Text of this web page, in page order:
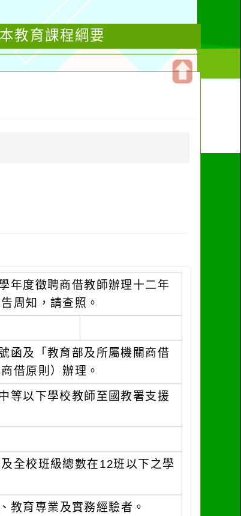
教育課程綱要
年度徵聘商借教師辦理十二年
周知，請查照。
函及「教育部及所屬機關商借
借原則）辦理。
等以下學校教師至國教署支援
全校班級總數在12班以下之學
教育專業及實務經驗者。